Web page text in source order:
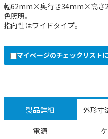
幅62mm×奥行き34mm×高さ
色照明。
指向性はワイドタイプ。
マイページのチェックリスト
製品詳細 外形寸
電源